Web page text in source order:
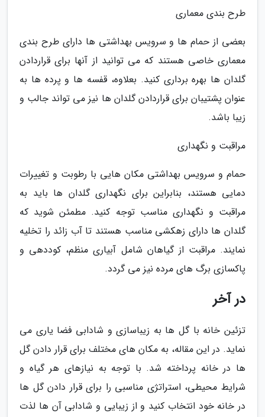
طرح بندی معماری
بعضی از حمام ها و سرویس بهداشتی ها دارای طرح بندی
معماری خاصی هستند که می توانید از آنها برای قراردادن
گلدان ها بهره برداری کنید. بعلاوه، قفسه ها و پرده ها به
عنوان پشتیبان برای قراردادن گلدان ها نیز می تواند جالب و
زیبا باشد.
مراقبت و نگهداری
حمام و سرویس بهداشتی مکان هایی با رطوبت و تغییرات
دمایی هستند، بنابراین برای نگهداری گلدان ها باید به
مراقبت و نگهداری مناسب توجه کنید. مطمئن شوید که
گلدان ها دارای زهکشی مناسب هستند تا آب زائد را تخلیه
نمایند. مراقبت از گیاهان شامل آبیاری منظم، کوددهی و
پاکسازی برگ های مرده نیز می گردد.
در آخر
تزئین خانه با گل ها به زیباسازی و شادابی فضا یاری می
نماید. در این مقاله، به مکان های مختلف برای قرار دادن گل
ها در خانه پرداخته شد. با توجه به نیازهای هر گیاه و
شرایط محیطی، استراتژی مناسبی را برای قرار دادن گل ها
در خانه خود انتخاب کنید و از زیبایی و شادابی آن ها لذت